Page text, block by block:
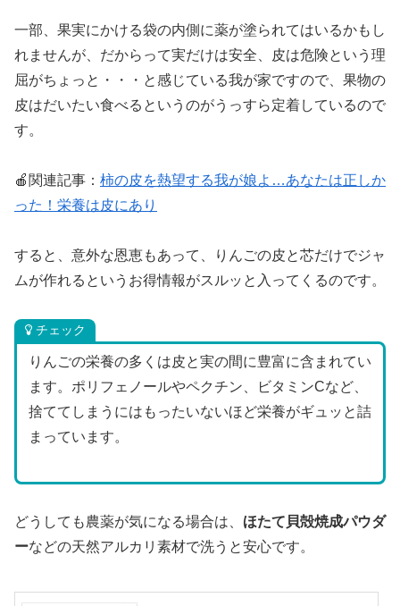
一部、果実にかける袋の内側に薬が塗られてはいるかもし
れませんが、だからって実だけは安全、皮は危険という理
屈がちょっと・・・と感じている我が家ですので、果物の
皮はだいたい食べるというのがうっすら定着しているので
す。
🍎関連記事： 柿の皮を熱望する我が娘よ…あなたは正しか
った！栄養は皮にあり
すると、意外な恩恵もあって、りんごの皮と芯だけでジャ
ムが作れるというお得情報がスルッと入ってくるのです。
チェック
りんごの栄養の多くは皮と実の間に豊富に含まれてい
ます。ポリフェノールやペクチン、ビタミンCなど、
捨ててしまうにはもったいないほど栄養がギュッと詰
まっています。
どうしても農薬が気になる場合は、 ほたて貝殻焼成パウダ
ーなどの天然アルカリ素材で洗うと安心です。